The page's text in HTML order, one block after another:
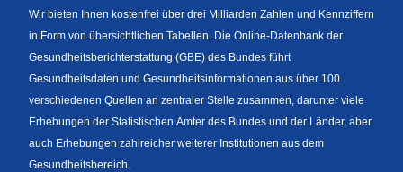
Wir bieten Ihnen kostenfrei über drei Milliarden Zahlen und Kennziffern
in Form von übersichtlichen Tabellen. Die Online-Datenbank der
Gesundheitsberichterstattung (GBE) des Bundes führt
Gesundheitsdaten und Gesundheitsinformationen aus über 100
verschiedenen Quellen an zentraler Stelle zusammen, darunter viele
Erhebungen der Statistischen Ämter des Bundes und der Länder, aber
auch Erhebungen zahlreicher weiterer Institutionen aus dem
Gesundheitsbereich.